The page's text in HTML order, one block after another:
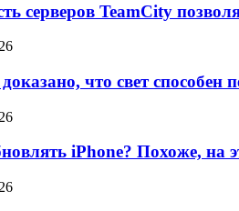
серверов TeamCity
что свет
iPhone? Похоже, на